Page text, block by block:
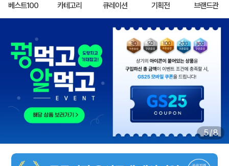
베스트100 카테고리 큐레이션 기획전 브랜드관
5/8